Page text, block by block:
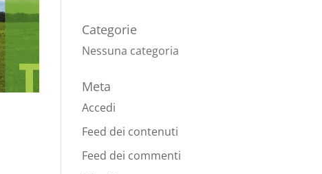
Categorie
Nessuna categoria
Meta
Accedi
Feed dei contenuti
Feed dei commenti